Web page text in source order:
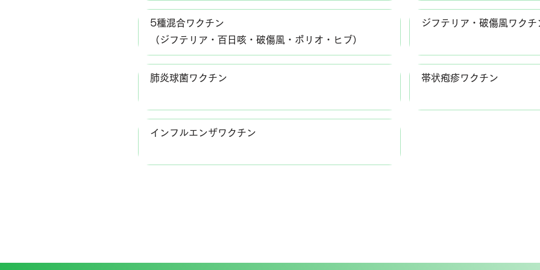
5種混合ワクチン
（ジフテリア・百日咳・破傷風・ポリオ・ヒブ）
肺炎球菌ワクチン
インフルエンザワクチン
ジフテリア・破傷風ワクチ
帯状疱疹ワクチン